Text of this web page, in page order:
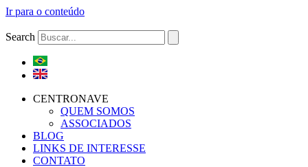
Ir para o conteúdo
Search
CENTRONAVE
QUEM SOMOS
ASSOCIADOS
BLOG
LINKS DE INTERESSE
CONTATO